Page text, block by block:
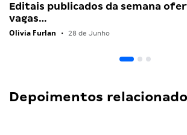
Editais publicados da semana
vagas…
Olivia Furlan • 28 de Junho
Depoimentos